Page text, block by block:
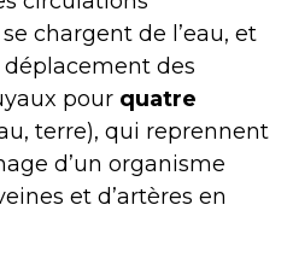
chargent de l’eau, et
des
pour quatre
terre), qui reprennent
d’un organisme
et d’artères en